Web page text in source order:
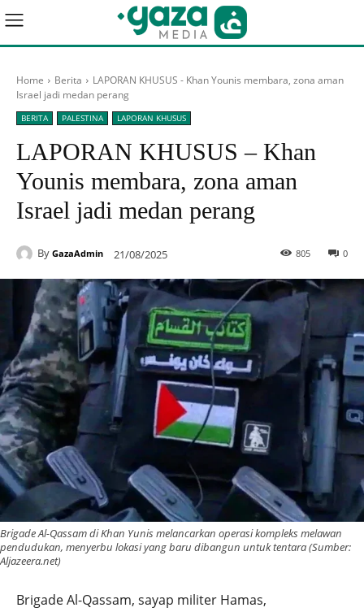
Home Berita
LAPORAN KHUSUS - Khan Younis membara, zona aman
Israel jadi medan perang
BERITA PALESTINA LAPORAN KHUSUS
LAPORAN KHUSUS – Khan
Younis membara, zona aman
Israel jadi medan perang
By GazaAdmin 21/08/2025 0
805
Brigade Al-Qassam di Khan Yunis melancarkan operasi kompleks melawan
pendudukan, menyerbu lokasi yang baru dibangun untuk tentara (Sumber:
Aljazeera.net)
Brigade Al-Qassam, sayap militer Hamas,